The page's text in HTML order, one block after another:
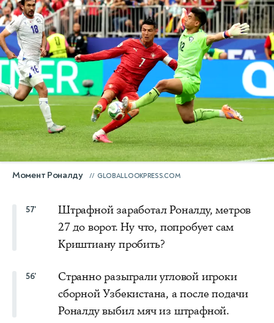
Момент Роналду GLOBALLOOKPRESS.COM
57'
Штрафной заработал Роналду, метров
27 до ворот. Ну что, попробует сам
Криштиану пробить?
56'
Странно разыграли угловой игроки
сборной Узбекистана, а после подачи
Роналду выбил мяч из штрафной.